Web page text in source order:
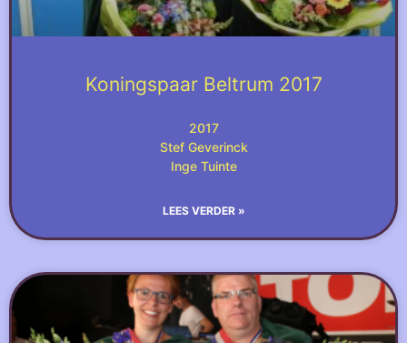
Koningspaar Beltrum 2017
2017
Stef Geverinck
Inge Tuinte
LEES VERDER »